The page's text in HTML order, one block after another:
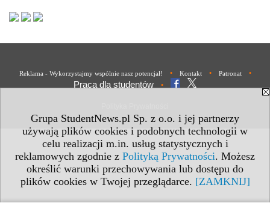
Grupa StudentNews.pl Sp. z o.o. i jej partnerzy
używają plików cookies i podobnych technologii w
celu realizacji m.in. usług statystycznych i
reklamowych zgodnie z Polityką Prywatności. Możesz
określić warunki przechowywania lub dostępu do
plików cookies w Twojej przeglądarce. [ZAMKNIJ]
Reklama - Wykorzystajmy wspólnie nasz potencjał! • Kontakt • Patronat •
Praca dla studentów •